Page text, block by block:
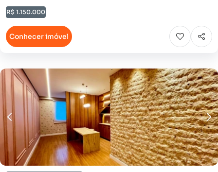
R$ 1.150.000
Conhecer imóvel